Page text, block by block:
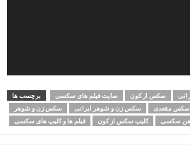
برچسب ها سایت فیلم های سکسی سکس از کون
سکس زن و شوهر
سکس زن و شوهر ایرانی سکس مقعدی
فیلم ها و کلیپ های سکسی
کلیپ سکس از کون سکسی